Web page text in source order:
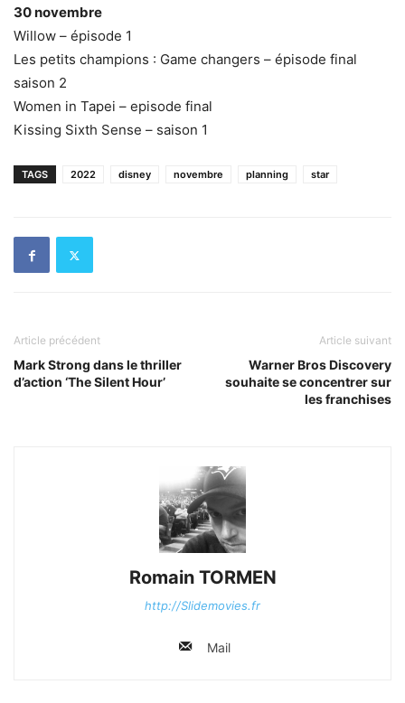
30 novembre
Willow – épisode 1
Les petits champions : Game changers – épisode final
saison 2
Women in Tapei – episode final
Kissing Sixth Sense – saison 1
TAGS 2022 disney novembre planning star
Article précédent
Mark Strong dans le thriller
d’action ‘The Silent Hour’
Article suivant
Warner Bros Discovery
souhaite se concentrer sur
les franchises
Romain TORMEN
http://Slidemovies.fr
Mail